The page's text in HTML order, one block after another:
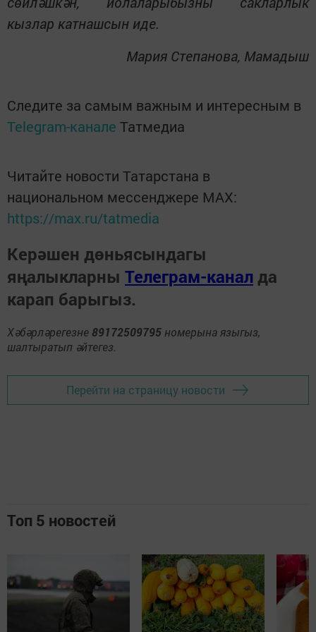
кызлар катнашсын иде.
Мария Степанова, Мамадыш
Следите за самым важным и интересным в
Telegram-канале Татмедиа
Читайте новости Татарстана в
национальном мессенджере MАХ:
https://max.ru/tatmedia
Керәшен дөньясындагы
яңалыкларны Телеграм-канал да
карап барыгыз.
Хәбәрләрегезне 89172509795 номерына языгыз,
шалтыратып әйтегез.
Перейти на страницу новости
Топ 5 новостей